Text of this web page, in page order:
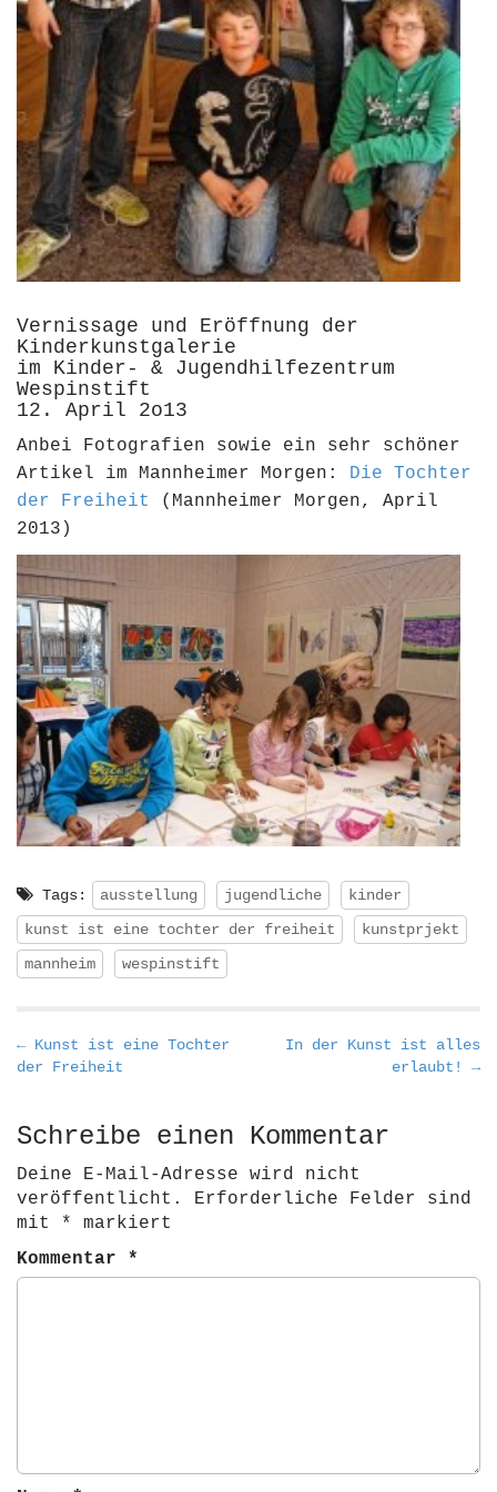
Vernissage und Eröffnung der
Kinderkunstgalerie
im Kinder- & Jugendhilfezentrum
Wespinstift
12. April 2o13
Anbei Fotografien sowie ein sehr schöner
Artikel im Mannheimer Morgen: Die Tochter
der Freiheit
(Mannheimer Morgen, April
2013)
Tags: ausstellung jugendliche
kinder
kunst ist eine tochter der freiheit
kunstprjekt
mannheim
wespinstift
P
o
t
n
a
v
i
g
← Kunst ist eine Tochter
der Freiheit
In der Kunst ist alles
erlaubt! →
Schreibe einen Kommentar
Deine E-Mail-Adresse wird nicht
veröffentlicht.
Erforderliche Felder sind
mit
*
markiert
Kommentar *